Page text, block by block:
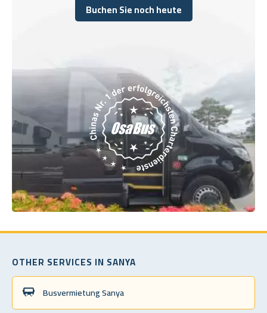
Buchen Sie noch heute
Buchen Sie noch heute
OTHER SERVICES IN SANYA
Busvermietung Sanya